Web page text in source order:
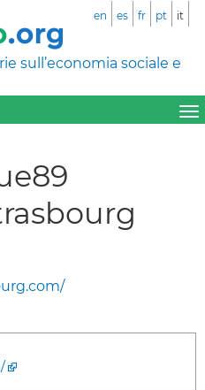
sull’economia sociale e
en es fr pt it